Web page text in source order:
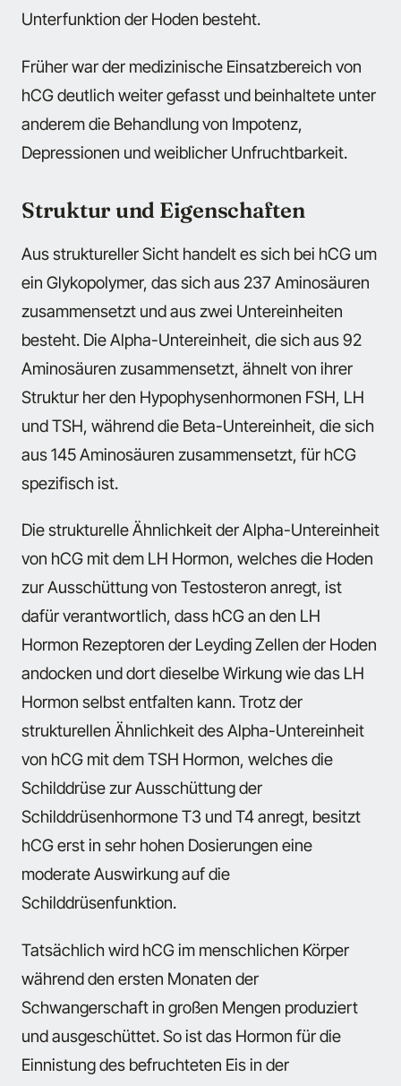
Unterfunktion der Hoden besteht.
Früher war der medizinische Einsatzbereich von
hCG deutlich weiter gefasst und beinhaltete unter
anderem die Behandlung von Impotenz,
Depressionen und weiblicher Unfruchtbarkeit.
Struktur und Eigenschaften
Aus struktureller Sicht handelt es sich bei hCG um
ein Glykopolymer, das sich aus 237 Aminosäuren
zusammensetzt und aus zwei Untereinheiten
besteht. Die Alpha-Untereinheit, die sich aus 92
Aminosäuren zusammensetzt, ähnelt von ihrer
Struktur her den Hypophysenhormonen FSH, LH
und TSH, während die Beta-Untereinheit, die sich
aus 145 Aminosäuren zusammensetzt, für hCG
spezifisch ist.
Die strukturelle Ähnlichkeit der Alpha-Untereinheit
von hCG mit dem LH Hormon, welches die Hoden
zur Ausschüttung von Testosteron anregt, ist
dafür verantwortlich, dass hCG an den LH
Hormon Rezeptoren der Leyding Zellen der Hoden
andocken und dort dieselbe Wirkung wie das LH
Hormon selbst entfalten kann. Trotz der
strukturellen Ähnlichkeit des Alpha-Untereinheit
von hCG mit dem TSH Hormon, welches die
Schilddrüse zur Ausschüttung der
Schilddrüsenhormone T3 und T4 anregt, besitzt
hCG erst in sehr hohen Dosierungen eine
moderate Auswirkung auf die
Schilddrüsenfunktion.
Tatsächlich wird hCG im menschlichen Körper
während den ersten Monaten der
Schwangerschaft in großen Mengen produziert
und ausgeschüttet. So ist das Hormon für die
Einnistung des befruchteten Eis in der